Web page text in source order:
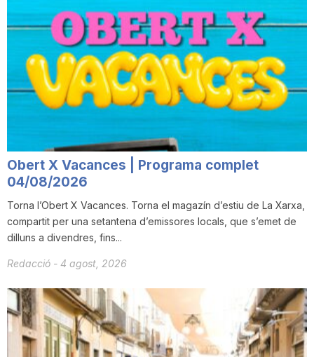
Obert X Vacances | Programa complet
04/08/2026
Torna l’Obert X Vacances. Torna el magazín d’estiu de La Xarxa,
compartit per una setantena d’emissores locals, que s’emet de
dilluns a divendres, fins...
Redacció - 4 agost, 2026